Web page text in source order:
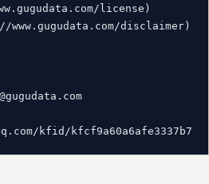
license)
www.gugudata.com/disclaimer)